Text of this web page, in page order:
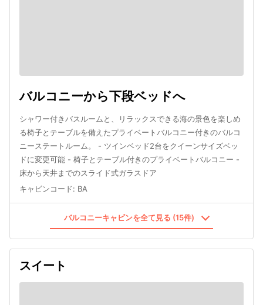
バルコニーから下段ベッドへ
シャワー付きバスルームと、リラックスできる海の景色を楽しめ
る椅子とテーブルを備えたプライベートバルコニー付きのバルコ
ニーステートルーム。 - ツインベッド2台をクイーンサイズベッ
ドに変更可能 - 椅子とテーブル付きのプライベートバルコニー -
床から天井までのスライド式ガラスドア
キャビンコード: BA
バルコニーキャビンを全て見る (15件)
スイート